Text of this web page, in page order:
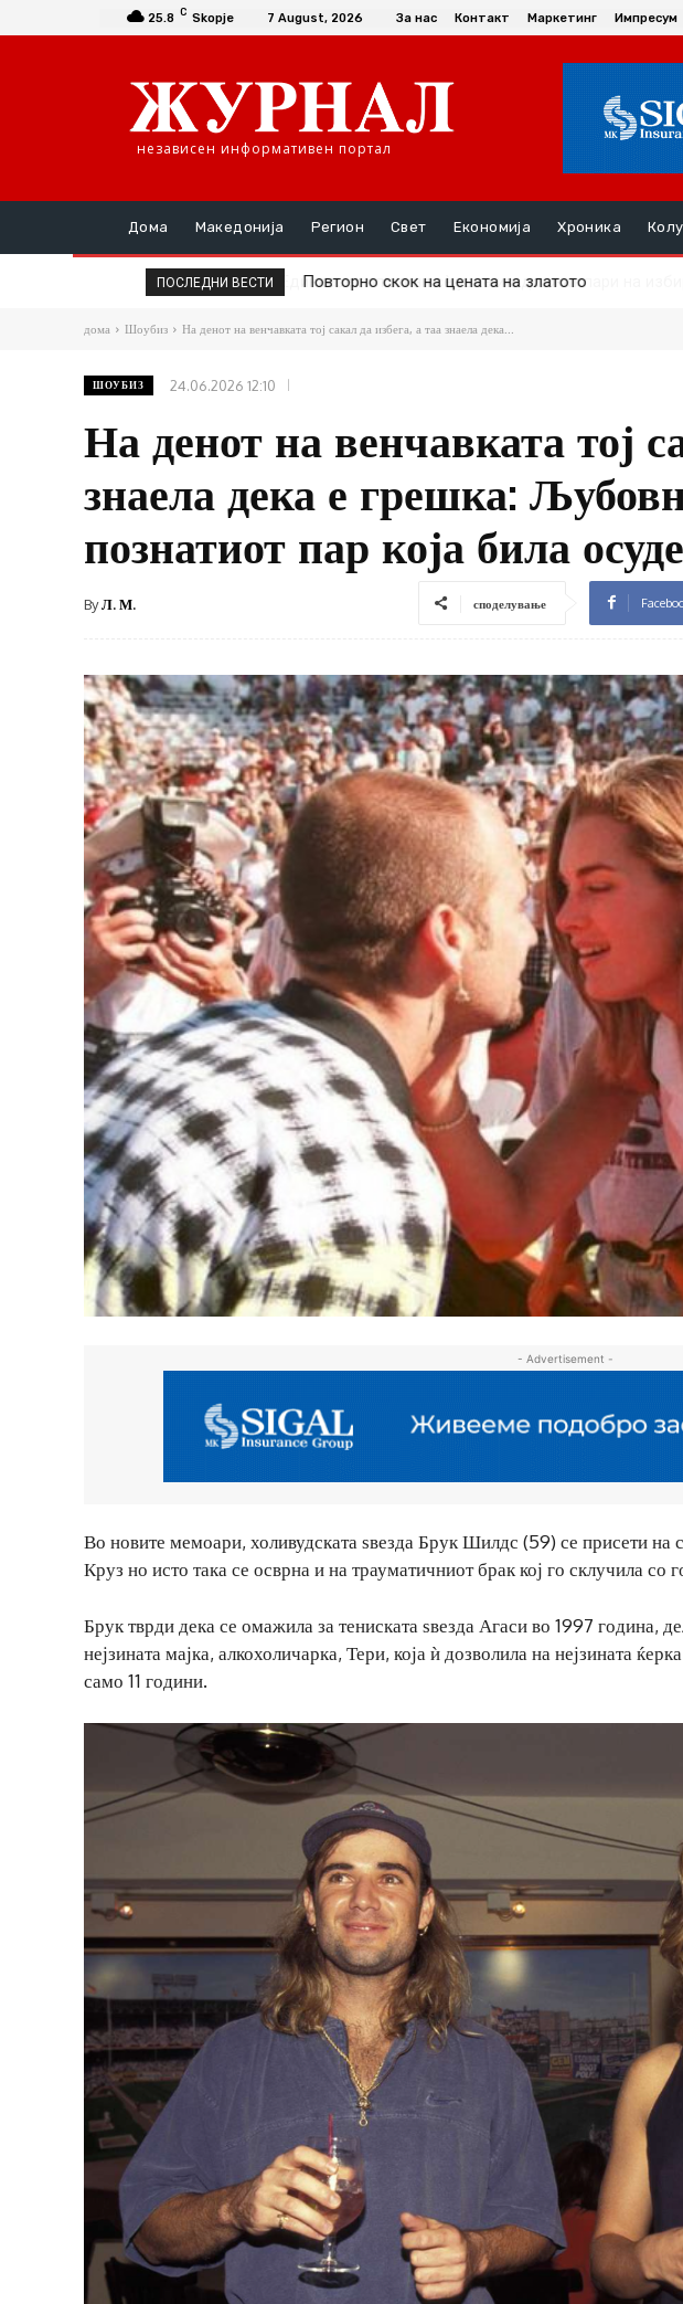
25.8 C Skopje 7 August, 2026 За нас Контакт Маркетинг Импресум
независен информативен портал
Дома Македонија Регион Свет Економија Хроника
ПОСЛЕДНИ ВЕСТИ Повторно скок на цената на златото
дома Шоубиз На денот на венчавката тој сакал да избега, а таа знаела дека...
ШОУБИЗ 24.06.2026 12:10
На денот на венчавката тој
знаела дека е грешка:
познатиот пар која била
ByЛ. М. споделување
- Advertisement -
Во новите мемоари, холивудската ѕвезда Брук Шилдс (59) се присети на
Круз но исто така се осврна и на трауматичниот брак кој го склучила со
Брук тврди дека се омажила за тениската ѕвезда Агаси во 1997 година,
нејзината мајка, алкохоличарка, Тери, која ѝ дозволила на нејзината
само 11 години.